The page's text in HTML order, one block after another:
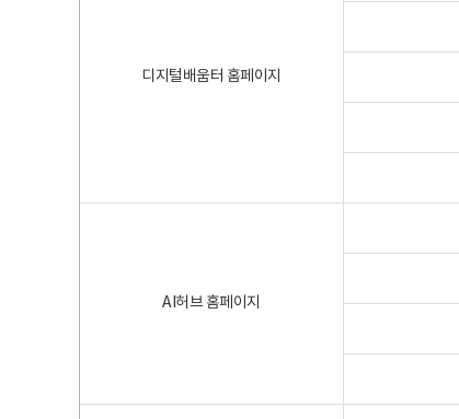
디지털배움터 홈페이지
AI허브 홈페이지